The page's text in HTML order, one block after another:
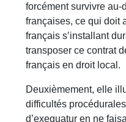
forcément survivre au-
françaises, ce qui doit
français s’installant
transposer ce contrat
français en droit local.
Deuxièmement, elle
difficultés
d’exequatur en ne